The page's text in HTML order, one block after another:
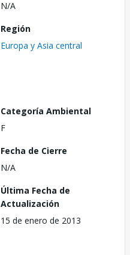
N/A
Región
Europa y Asia central
Categoría Ambiental
F
Fecha de Cierre
N/A
Última Fecha de
Actualización
15 de enero de 2013